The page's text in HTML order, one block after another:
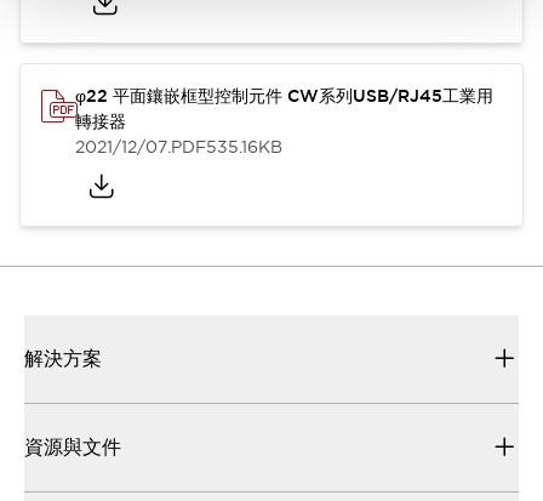
φ22 平面鑲嵌框型控制元件 CW系列USB/RJ45工業用
轉接器
2021/12/07.PDF535.16KB
解決方案
資源與文件